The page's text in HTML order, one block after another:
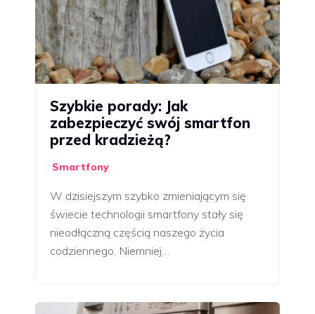
Szybkie porady: Jak
zabezpieczyć swój smartfon
przed kradzieżą?
Smartfony
W dzisiejszym szybko zmieniającym się
świecie technologii smartfony stały się
nieodłączną częścią naszego życia
codziennego. Niemniej…